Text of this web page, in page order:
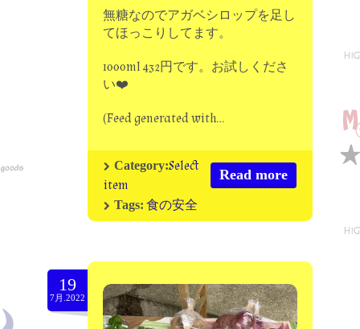
無糖なのでアガベシロップを足し
てほっこりしてます。
1000ml 432円です。お試しくださ
い❤️
(Feed generated with…
Read more
Category:Select
item
Tags: 食の安全
19
7月.2022